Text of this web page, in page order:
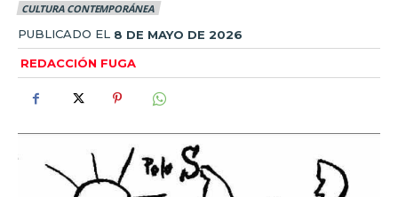
CULTURA CONTEMPORÁNEA
PUBLICADO EL 8 DE MAYO DE 2026
REDACCIÓN FUGA